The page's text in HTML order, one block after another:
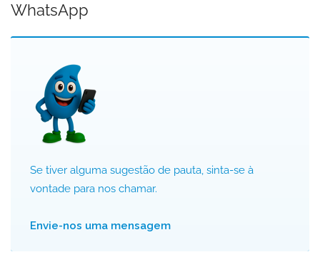
WhatsApp
Se tiver alguma sugestão de pauta, sinta-se à
vontade para nos chamar.
Envie-nos uma mensagem